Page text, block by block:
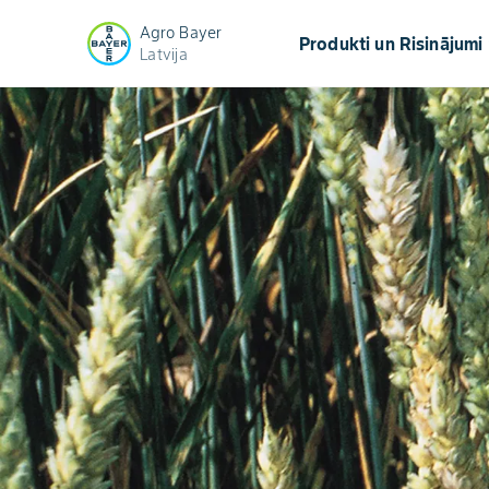
Agro Bayer
Latvija
Produkti un Risinājumi